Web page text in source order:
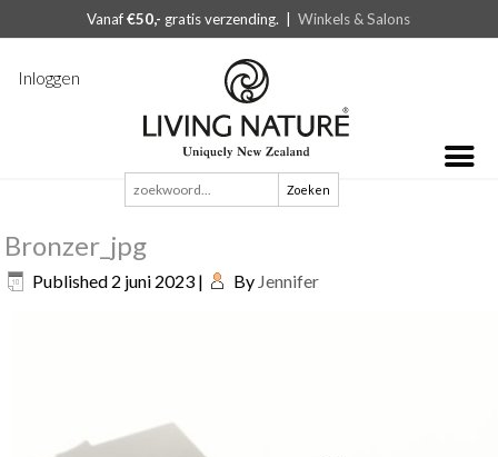
Vanaf€50,- gratis verzending. |Winkels & Salons
Inloggen
Zoeken
naar:
Bronzer_jpg
Published 2 juni 2023 | By Jennifer